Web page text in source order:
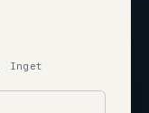
Inget